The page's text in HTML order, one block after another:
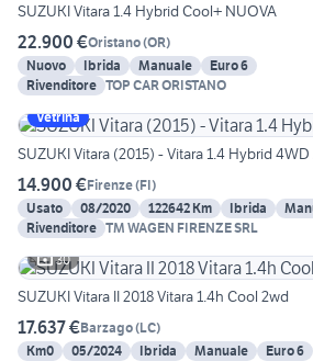
SUZUKI Vitara 1.4 Hybrid Cool+ NUOVA
22.900 €Oristano(OR)
Nuovo
Ibrida Manuale
Euro 6
Rivenditore TOP CAR ORISTANO
Vetrina
SUZUKI Vitara (2015) - Vitara 1.4 Hybrid
14.900 €Firenze(FI)
Usato
08/2020 122642 Km Ibrida
Rivenditore TM WAGEN FIRENZE SRL
30
SUZUKI Vitara II 2018 Vitara 1.4h Cool 2wd
17.637 €Barzago(LC)
Km0
05/2024 Ibrida Manuale
Euro 6